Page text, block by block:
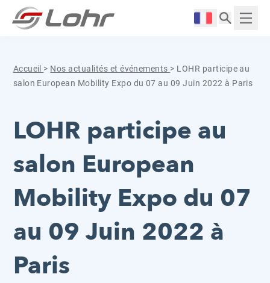
Aller directement au contenu
Langue :
Accueil > Nos actualités et événements > LOHR participe au
salon European Mobility Expo du 07 au 09 Juin 2022 à Paris
LOHR participe au
salon European
Mobility Expo du 07
au 09 Juin 2022 à
Paris
Panneau de gestion des cookies